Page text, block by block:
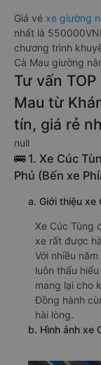
Giá vé xe giường
nhất là
chương trình
Cà Mau giường
Tư vấn
Mau từ
tín, giá rẻ
null
🚌 1. Xe Cúc
Phủ (Bến xe
a. Giới thiệu xe
Xe Cúc Tùng
xe rất được
Với nhiều
luôn thấu
mang lại cho
Đồng hành
hài lòng.
b. Hình ảnh xe